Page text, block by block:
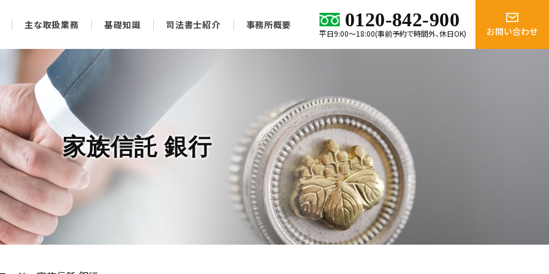
0120-842-900
平日9:00～18:00(事前予約で時間外、休日OK) お問い合わせ
主な取扱業務 基礎知識 司法書士紹介 事務所概要
家族信託 銀行